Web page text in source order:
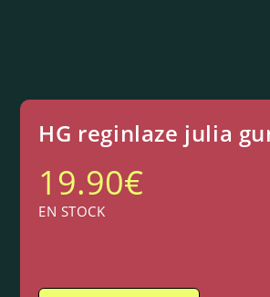
HG reginlaze julia
19.90€
EN STOCK